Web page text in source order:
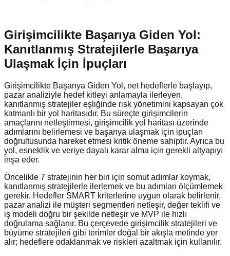
Girişimcilikte Başarıya Giden Yol:
Kanıtlanmış Stratejilerle Başarıya
Ulaşmak İçin İpuçları
Girişimcilikte Başarıya Giden Yol, net hedeflerle başlayıp,
pazar analiziyle hedef kitleyi anlamayla ilerleyen,
kanıtlanmış stratejiler eşliğinde risk yönetimini kapsayan çok
katmanlı bir yol haritasıdır. Bu süreçte girişimcilerin
amaçlarını netleştirmesi, girişimcilik yol haritası üzerinde
adımlarını belirlemesi ve başarıya ulaşmak için ipuçları
doğrultusunda hareket etmesi kritik öneme sahiptir. Ayrıca bu
yol, esneklik ve veriye dayalı karar alma için gerekli altyapıyı
inşa eder.
Öncelikle 7 stratejinin her biri için somut adımlar koymak,
kanıtlanmış stratejilerle ilerlemek ve bu adımları ölçümlemek
gerekir. Hedefler SMART kriterlerine uygun olarak belirlenir,
pazar analizi ile müşteri segmentleri netleşir, değer teklifi ve
iş modeli doğru bir şekilde netleşir ve MVP ile hızlı
doğrulama sağlanır. Bu çerçevede girişimcilik stratejileri ve
büyüme stratejileri gibi terimler doğal bir akışla metinde yer
alır; hedeflere odaklanmak ve riskleri azaltmak için kullanılır.